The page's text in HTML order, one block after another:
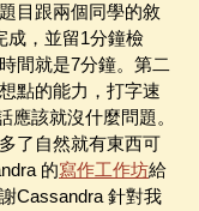
目跟兩個同學的敘
成，並留1分鐘檢
間就是7分鐘。第二
點的能力，打字速
應該就沒什麼問題。
了自然就有東西可
的寫作工作坊給
Cassandra 針對我